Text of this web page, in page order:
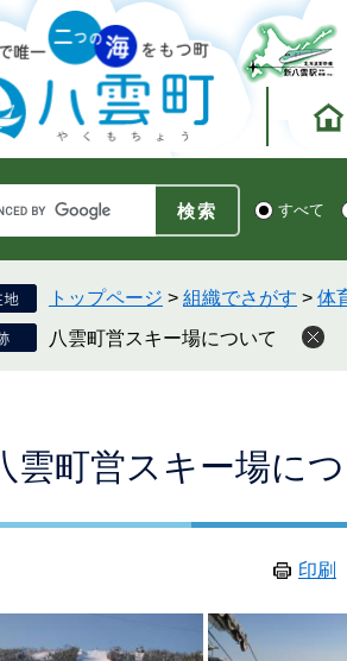
検 すべて
トップページ > 組織でさがす > 体
八雲町営スキー場について
雲町営スキー場に
印刷